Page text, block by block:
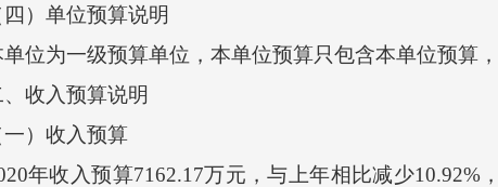
单位预算说明
为一级预算单位，本单位预算只包含本单位预算，
入预算说明
收入预算
收入预算7162.17万元，与上年相比减少10.92%